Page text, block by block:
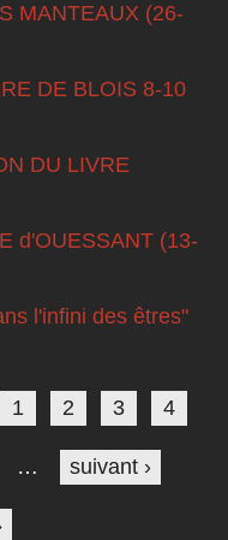
MANTEAUX (26-
DE BLOIS 8-10
DU LIVRE
d'OUESSANT (13-
l'infini des êtres"
1 2 3 4
… suivant ›